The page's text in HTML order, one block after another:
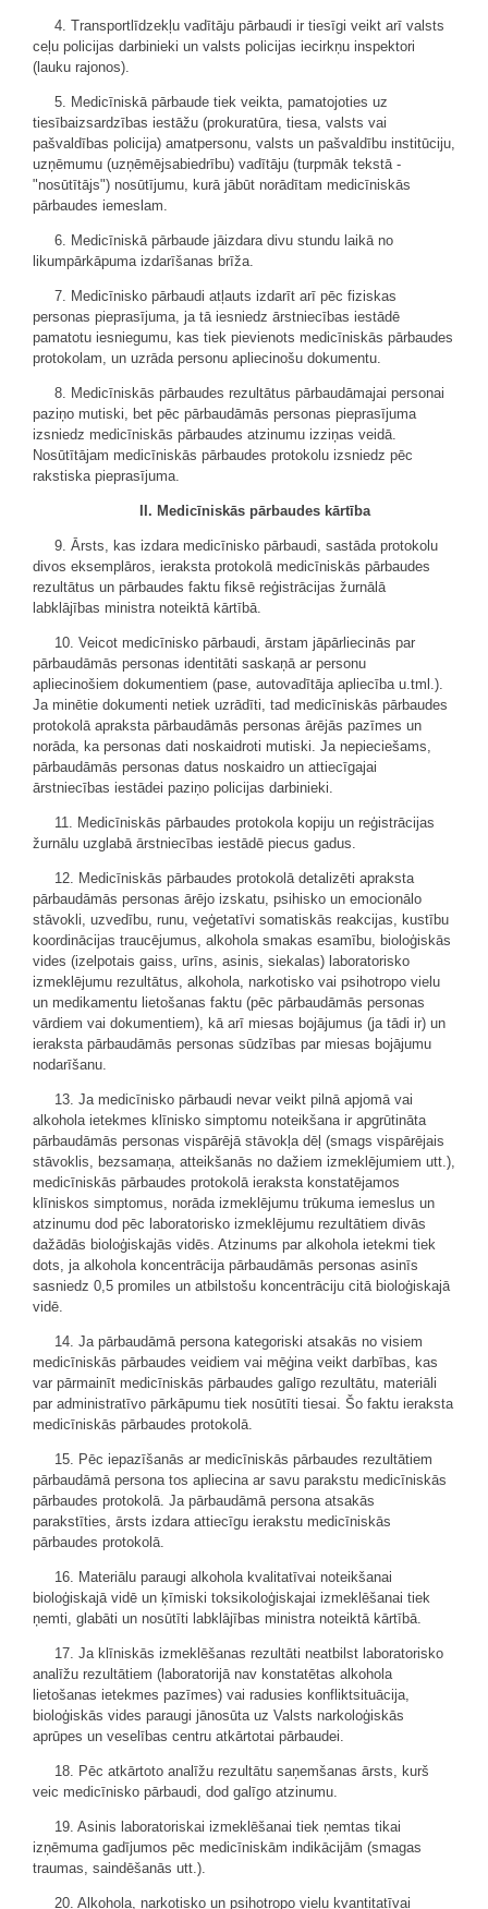
4. Transportlīdzekļu vadītāju pārbaudi ir tiesīgi veikt arī valsts
ceļu policijas darbinieki un valsts policijas iecirkņu inspektori
(lauku rajonos).
5. Medicīniskā pārbaude tiek veikta, pamatojoties uz
tiesībaizsardzības iestāžu (prokuratūra, tiesa, valsts vai
pašvaldības policija) amatpersonu, valsts un pašvaldību institūciju,
uzņēmumu (uzņēmējsabiedrību) vadītāju (turpmāk tekstā -
"nosūtītājs") nosūtījumu, kurā jābūt norādītam medicīniskās
pārbaudes iemeslam.
6. Medicīniskā pārbaude jāizdara divu stundu laikā no
likumpārkāpuma izdarīšanas brīža.
7. Medicīnisko pārbaudi atļauts izdarīt arī pēc fiziskas
personas pieprasījuma, ja tā iesniedz ārstniecības iestādē
pamatotu iesniegumu, kas tiek pievienots medicīniskās pārbaudes
protokolam, un uzrāda personu apliecinošu dokumentu.
8. Medicīniskās pārbaudes rezultātus pārbaudāmajai personai
paziņo mutiski, bet pēc pārbaudāmās personas pieprasījuma
izsniedz medicīniskās pārbaudes atzinumu izziņas veidā.
Nosūtītājam medicīniskās pārbaudes protokolu izsniedz pēc
rakstiska pieprasījuma.
II. Medicīniskās pārbaudes kārtība
9. Ārsts, kas izdara medicīnisko pārbaudi, sastāda protokolu
divos eksemplāros, ieraksta protokolā medicīniskās pārbaudes
rezultātus un pārbaudes faktu fiksē reģistrācijas žurnālā
labklājības ministra noteiktā kārtībā.
10. Veicot medicīnisko pārbaudi, ārstam jāpārliecinās par
pārbaudāmās personas identitāti saskaņā ar personu
apliecinošiem dokumentiem (pase, autovadītāja apliecība u.tml.).
Ja minētie dokumenti netiek uzrādīti, tad medicīniskās pārbaudes
protokolā apraksta pārbaudāmās personas ārējās pazīmes un
norāda, ka personas dati noskaidroti mutiski. Ja nepieciešams,
pārbaudāmās personas datus noskaidro un attiecīgajai
ārstniecības iestādei paziņo policijas darbinieki.
11. Medicīniskās pārbaudes protokola kopiju un reģistrācijas
žurnālu uzglabā ārstniecības iestādē piecus gadus.
12. Medicīniskās pārbaudes protokolā detalizēti apraksta
pārbaudāmās personas ārējo izskatu, psihisko un emocionālo
stāvokli, uzvedību, runu, veģetatīvi somatiskās reakcijas, kustību
koordinācijas traucējumus, alkohola smakas esamību, bioloģiskās
vides (izelpotais gaiss, urīns, asinis, siekalas) laboratorisko
izmeklējumu rezultātus, alkohola, narkotisko vai psihotropo vielu
un medikamentu lietošanas faktu (pēc pārbaudāmās personas
vārdiem vai dokumentiem), kā arī miesas bojājumus (ja tādi ir) un
ieraksta pārbaudāmās personas sūdzības par miesas bojājumu
nodarīšanu.
13. Ja medicīnisko pārbaudi nevar veikt pilnā apjomā vai
alkohola ietekmes klīnisko simptomu noteikšana ir apgrūtināta
pārbaudāmās personas vispārējā stāvokļa dēļ (smags vispārējais
stāvoklis, bezsamaņa, atteikšanās no dažiem izmeklējumiem utt.),
medicīniskās pārbaudes protokolā ieraksta konstatējamos
klīniskos simptomus, norāda izmeklējumu trūkuma iemeslus un
atzinumu dod pēc laboratorisko izmeklējumu rezultātiem divās
dažādās bioloģiskajās vidēs. Atzinums par alkohola ietekmi tiek
dots, ja alkohola koncentrācija pārbaudāmās personas asinīs
sasniedz 0,5 promiles un atbilstošu koncentrāciju citā bioloģiskajā
vidē.
14. Ja pārbaudāmā persona kategoriski atsakās no visiem
medicīniskās pārbaudes veidiem vai mēģina veikt darbības, kas
var pārmainīt medicīniskās pārbaudes galīgo rezultātu, materiāli
par administratīvo pārkāpumu tiek nosūtīti tiesai. Šo faktu ieraksta
medicīniskās pārbaudes protokolā.
15. Pēc iepazīšanās ar medicīniskās pārbaudes rezultātiem
pārbaudāmā persona tos apliecina ar savu parakstu medicīniskās
pārbaudes protokolā. Ja pārbaudāmā persona atsakās
parakstīties, ārsts izdara attiecīgu ierakstu medicīniskās
pārbaudes protokolā.
16. Materiālu paraugi alkohola kvalitatīvai noteikšanai
bioloģiskajā vidē un ķīmiski toksikoloģiskajai izmeklēšanai tiek
ņemti, glabāti un nosūtīti labklājības ministra noteiktā kārtībā.
17. Ja klīniskās izmeklēšanas rezultāti neatbilst laboratorisko
analīžu rezultātiem (laboratorijā nav konstatētas alkohola
lietošanas ietekmes pazīmes) vai radusies konfliktsituācija,
bioloģiskās vides paraugi jānosūta uz Valsts narkoloģiskās
aprūpes un veselības centru atkārtotai pārbaudei.
18. Pēc atkārtoto analīžu rezultātu saņemšanas ārsts, kurš
veic medicīnisko pārbaudi, dod galīgo atzinumu.
19. Asinis laboratoriskai izmeklēšanai tiek ņemtas tikai
izņēmuma gadījumos pēc medicīniskām indikācijām (smagas
traumas, saindēšanās utt.).
20. Alkohola, narkotisko un psihotropo vielu kvantitatīvai